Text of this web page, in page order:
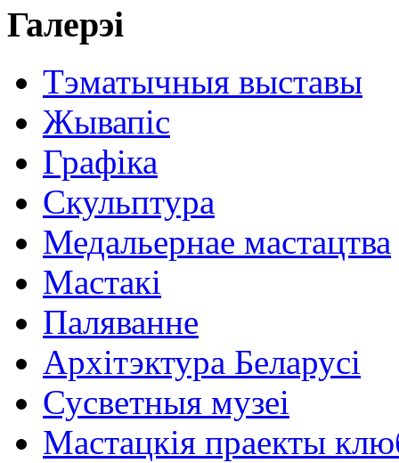
Галерэі
Тэматычныя выставы
Жывапіс
Графіка
Скульптура
Медальернае мастацтва
Мастакі
Паляванне
Архітэктура Беларусі
Сусветныя музеі
Мастацкія праекты